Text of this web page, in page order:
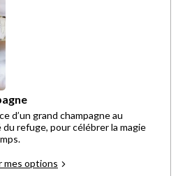
d’un grand champagne au
du refuge, pour célébrer la magie
mes options